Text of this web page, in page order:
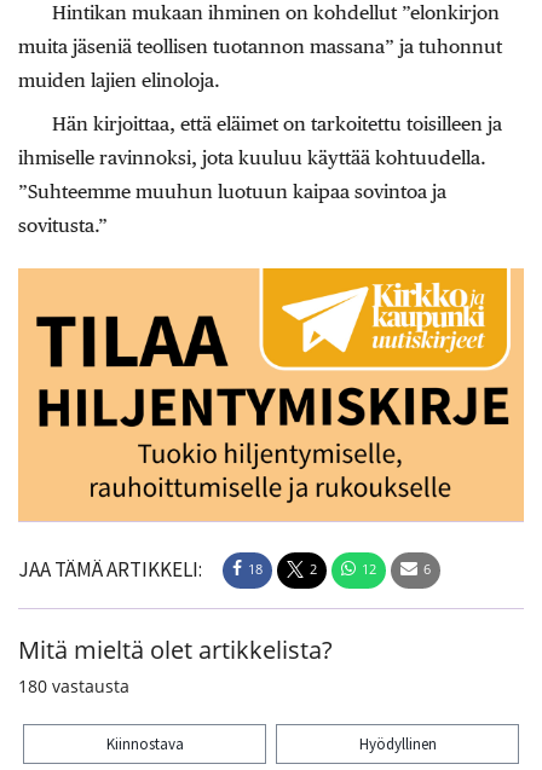
Hintikan mukaan ihminen on kohdellut ”elonkirjon
muita jäseniä teollisen tuotannon massana” ja tuhonnut
muiden lajien elinoloja.
Hän kirjoittaa, että eläimet on tarkoitettu toisilleen ja
ihmiselle ravinnoksi, jota kuuluu käyttää kohtuudella.
”Suhteemme muuhun luotuun kaipaa sovintoa ja
sovitusta.”
JAA TÄMÄ ARTIKKELI: 18 2 12 6
Mitä mieltä olet artikkelista?
180 vastausta
Kiinnostava Hyödyllinen